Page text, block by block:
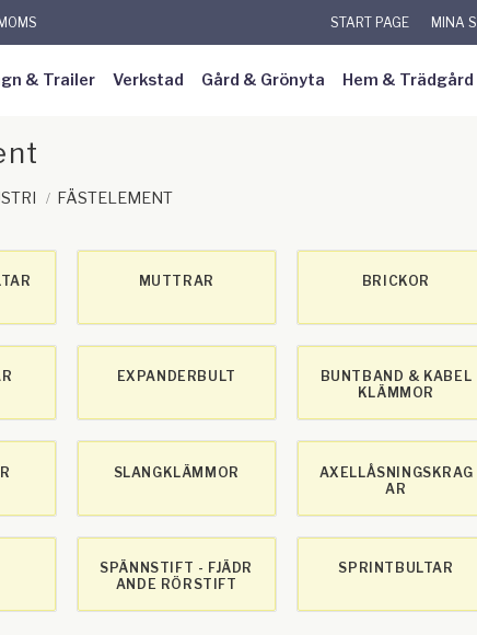
START PAGE MINA
& Trailer Verkstad Gård & Grönyta Hem & Trädgård
FÄSTELEMENT
MUTTRAR BRICKOR
EXPANDERBULT
BUNTBAND & KABEL
KLÄMMOR
SLANGKLÄMMOR
AXELLÅSNINGSKRAG
AR
SPÄNNSTIFT - FJÄDR
ANDE RÖRSTIFT
SPRINTBULTAR